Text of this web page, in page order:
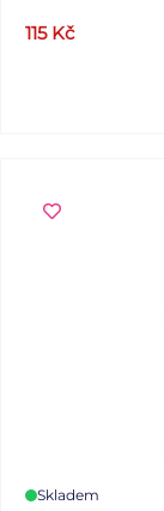
115 Kč
Skladem